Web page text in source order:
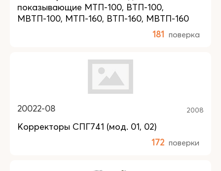
показывающие МТП-100, ВТП-100,
МВТП-100, МТП-160, ВТП-160, МВТП-160
181 поверка
20022-08 2008
Корректоры СПГ741 (мод. 01, 02)
172 поверки